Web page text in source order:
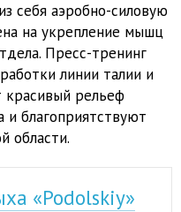
себя аэробно-силовую
на укрепление мышц
Пресс-тренинг
линии талии и
красивый рельеф
благоприятствуют
области.
«Podolskiy»